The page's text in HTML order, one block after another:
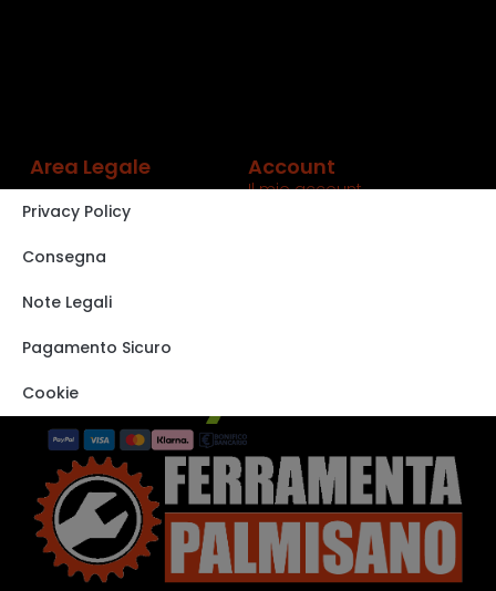
Area Legale
Privacy Policy
Consegna
Note Legali
Pagamento Sicuro
Cookie
Account
Il mio account
VISITA IL NOSTRO